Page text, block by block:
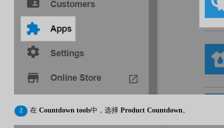
在 Countdown tools中，选择 Product Countdown。